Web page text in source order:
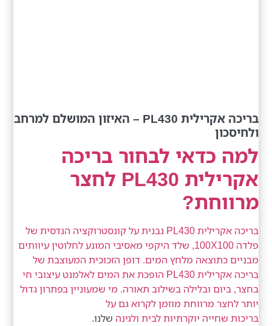
בריכה אקרילית PL430 – האיזון המושלם למרחב
ולחיסכון
למה כדאי לבחור בריכה
אקרילית PL430 לחצר
מרווחת?
בריכה אקרילית PL430 נבנית על קונסטרוקציה הנדסית של
פלדה 100X100, שלד היקפי מאסיבי המונע לחלוטין עיוותים
מבניים כתוצאה מלחץ המים. דופן הזכוכית המעוצבת של
בריכה אקרילית PL430 הופכת את המים לאלמנט עיצובי חי
בחצר, ביום ובלילה בשילוב תאורה. מי שמעוניין בפתרון גדול
יותר לחצר מרווחת מוזמן לקרוא גם על
בריכות שחייה יוקרתיות לבית ולגינה שלנו.